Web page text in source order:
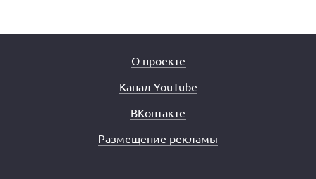
О проекте
Канал YouTube
ВКонтакте
Размещение рекламы